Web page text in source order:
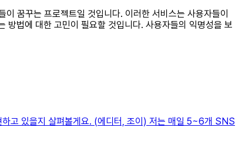
꿈꾸는 프로젝트일 것입니다. 이러한 서비스는 사용자들이
방법에 대한 고민이 필요할 것입니다. 사용자들의 익명성을 보
하고 있을지 살펴볼게요. (에디터, 조이) 저는 매일 5~6개 SNS